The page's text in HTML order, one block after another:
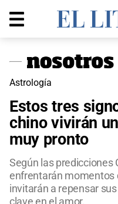
Astrología
Estos tres
chino vivirán
muy pronto
Según las predicciones
enfrentarán momentos
invitarán a repensar
clave en el amor.